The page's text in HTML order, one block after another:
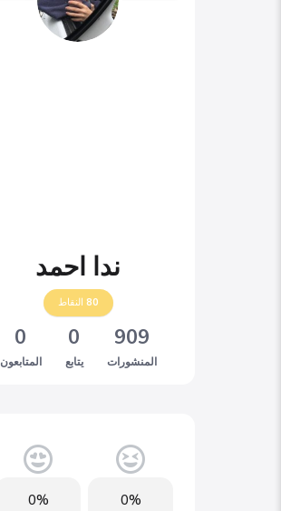
ندا احمد
80 النقاط
909
المنشورات
0
يتابع
0
المتابعون
0%
0%